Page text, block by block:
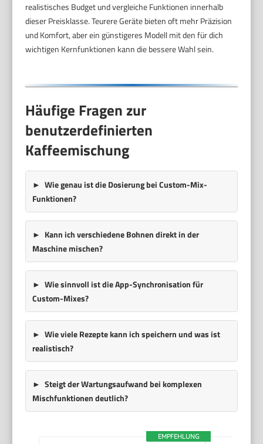
realistisches Budget und vergleiche Funktionen innerhalb
dieser Preisklasse. Teurere Geräte bieten oft mehr Präzision
und Komfort, aber ein günstigeres Modell mit den für dich
wichtigen Kernfunktionen kann die bessere Wahl sein.
Häufige Fragen zur
benutzerdefinierten
Kaffeemischung
Wie genau ist die Dosierung bei Custom-Mix-
Funktionen?
Kann ich verschiedene Bohnen direkt in der
Maschine mischen?
Wie sinnvoll ist die App-Synchronisation für
Custom-Mixes?
Wie viele Rezepte kann ich speichern und was ist
realistisch?
Steigt der Wartungsaufwand bei komplexen
Mischfunktionen deutlich?
EMPFEHLUNG